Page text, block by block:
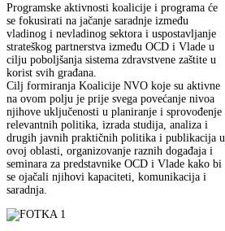
Programske aktivnosti koalicije i programa će
se fokusirati na jačanje saradnje između
vladinog i nevladinog sektora i uspostavljanje
strateškog partnerstva između OCD i Vlade u
cilju poboljšanja sistema zdravstvene zaštite u
korist svih građana.
Cilj formiranja Koalicije NVO koje su aktivne
na ovom polju je prije svega povećanje nivoa
njihove uključenosti u planiranje i sprovođenje
relevantnih politika, izrada studija, analiza i
drugih javnih praktičnih politika i publikacija u
ovoj oblasti, organizovanje raznih događaja i
seminara za predstavnike OCD i Vlade kako bi
se ojačali njihovi kapaciteti, komunikacija i
saradnja.